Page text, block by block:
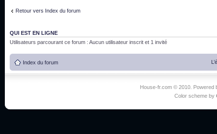
Retour vers Index du forum
QUI EST EN LIGNE
Utilisateurs parcourant ce forum : Aucun utilisateur inscrit et 1 invité
Index du forum
House-fr.com © 2010. Powered
Color scheme by